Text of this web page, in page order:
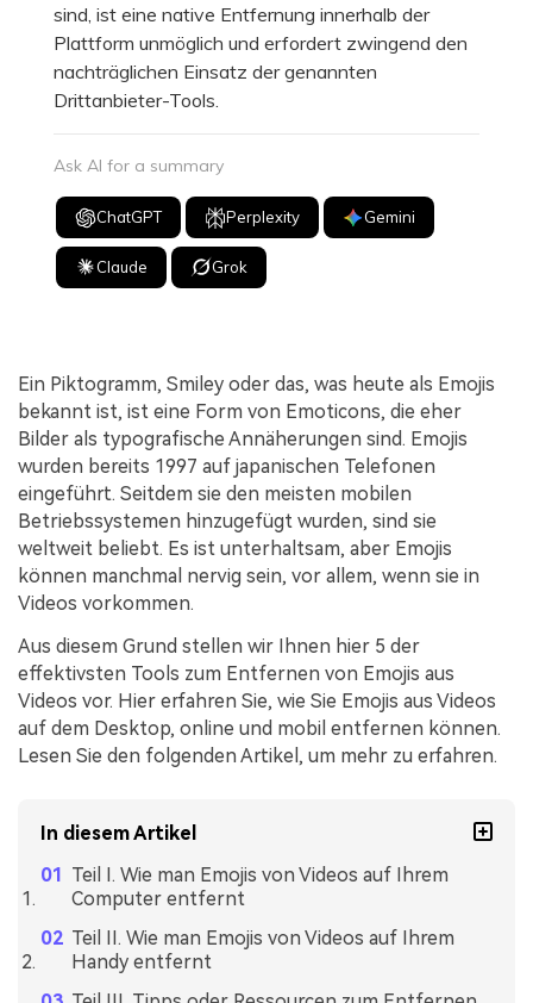
sind, ist eine native Entfernung innerhalb der
Plattform unmöglich und erfordert zwingend den
nachträglichen Einsatz der genannten
Drittanbieter-Tools.
Ask AI for a summary
ChatGPT Perplexity Gemini
Claude Grok
Ein Piktogramm, Smiley oder das, was heute als Emojis
bekannt ist, ist eine Form von Emoticons, die eher
Bilder als typografische Annäherungen sind. Emojis
wurden bereits 1997 auf japanischen Telefonen
eingeführt. Seitdem sie den meisten mobilen
Betriebssystemen hinzugefügt wurden, sind sie
weltweit beliebt. Es ist unterhaltsam, aber Emojis
können manchmal nervig sein, vor allem, wenn sie in
Videos vorkommen.
Aus diesem Grund stellen wir Ihnen hier 5 der
effektivsten Tools zum Entfernen von Emojis aus
Videos vor. Hier erfahren Sie, wie Sie Emojis aus Videos
auf dem Desktop, online und mobil entfernen können.
Lesen Sie den folgenden Artikel, um mehr zu erfahren.
In diesem Artikel
Teil I. Wie man Emojis von Videos auf Ihrem
Computer entfernt
Teil II. Wie man Emojis von Videos auf Ihrem
Handy entfernt